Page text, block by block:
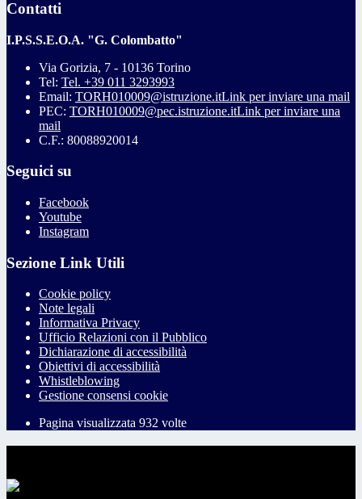
Contatti
I.P.S.S.E.O.A. "G. Colombatto"
Via Gorizia, 7 - 10136 Torino
Tel: Tel. +39 011 3293993
Email: TORH010009@istruzione.itLink per inviare una mail
PEC: TORH010009@pec.istruzione.itLink per inviare una
mail
C.F.: 80088920014
Seguici su
Facebook
Youtube
Instagram
Sezione Link Utili
Cookie policy
Note legali
Informativa Privacy
Ufficio Relazioni con il Pubblico
Dichiarazione di accessibilità
Obiettivi di accessibilità
Whistleblowing
Gestione consensi cookie
Pagina visualizzata 932 volte